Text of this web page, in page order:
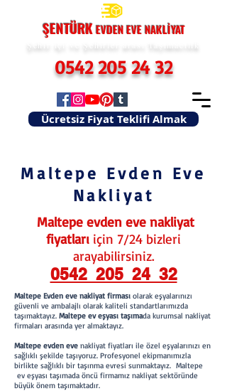
Ücretsiz Fiyat Teklifi Almak
ŞENTÜRKEVDEN EVENAKLİYAT
0542 205 24 32
Şehir içi ve Şehirler arası Taşımacılık
Maltepe Evden Eve
Nakliyat
Maltepe evden eve nakliyat
fiyatları için 7/24 bizleri
arayabilirsiniz.
0542 205 24 32
Maltepe Evden eve nakliyat firması olarak eşyalarınızı
güvenli ve ambalajlı olarak kaliteli standartlarımızda
taşımaktayız. Maltepe ev eşyası taşımada kurumsal nakliyat
firmaları arasında yer almaktayız.
Maltepe evden eve nakliyat fiyatları ile özel eşyalarınızı en
sağlıklı şekilde taşıyoruz. Profesyonel ekipmanımızla
birlikte sağlıklı bir taşınma evresi sunmaktayız. Maltepe
ev eşyası taşımada öncü firmamız nakliyat sektöründe
büyük önem taşımaktadır.